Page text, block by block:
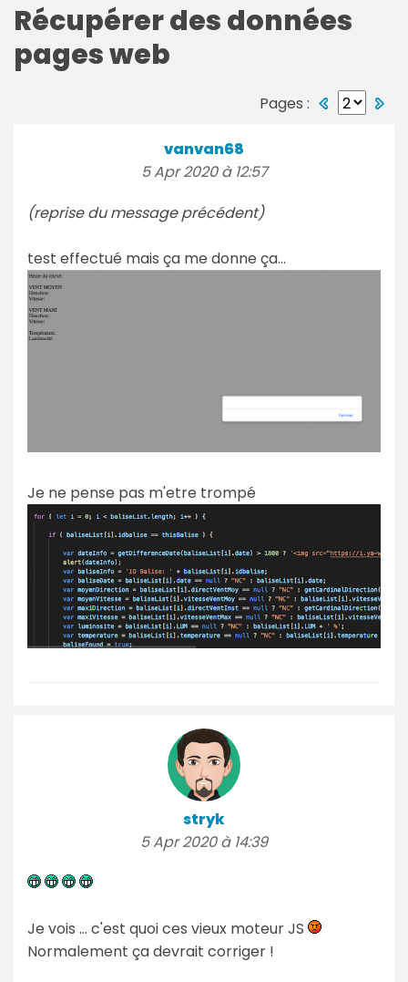
Récupérer des données
pages web
Pages :
vanvan68
5 Apr 2020 à 12:57
(reprise du message précédent)
test effectué mais ça me donne ça...
Je ne pense pas m'etre trompé
stryk
5 Apr 2020 à 14:39
Je vois ... c'est quoi ces vieux moteur JS
Normalement ça devrait corriger !